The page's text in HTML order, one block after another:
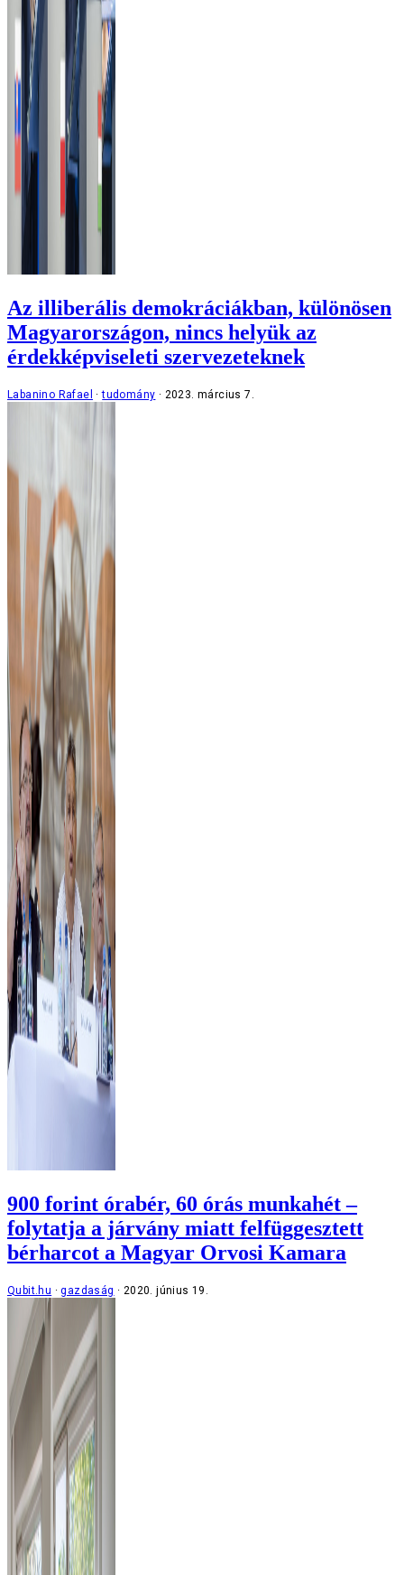
Az illiberális demokráciákban, különösen
Magyarországon, nincs helyük az
érdekképviseleti szervezeteknek
Labanino Rafael tudomány 2023. március 7.
900 forint órabér, 60 órás munkahét –
folytatja a járvány miatt felfüggesztett
bérharcot a Magyar Orvosi Kamara
Qubit.hu gazdaság 2020. június 19.